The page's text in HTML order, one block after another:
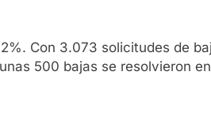
Con 3.073 solicitudes de
500 bajas se resolvieron